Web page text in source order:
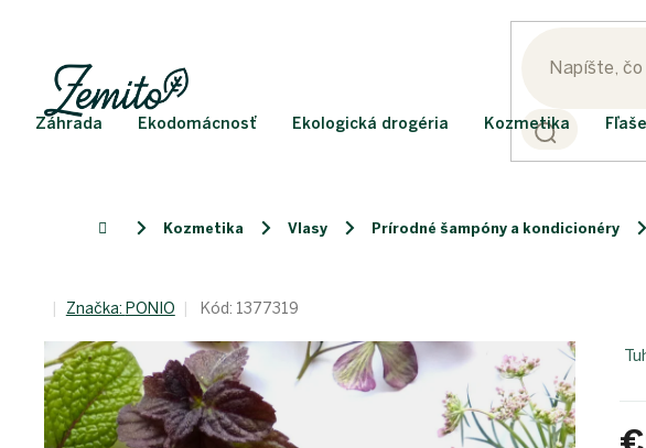
Záhrada Ekodomácnosť Ekologická drogéria Kozmetika Fľaše
DomovKozmetika Vlasy Prírodné šampóny a kondicionéry
Značka: PONIO Kód: 1377319